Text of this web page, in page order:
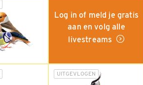
Log in of meld je gratis
aan en volg alle
livestreams
UITGEVLOGEN